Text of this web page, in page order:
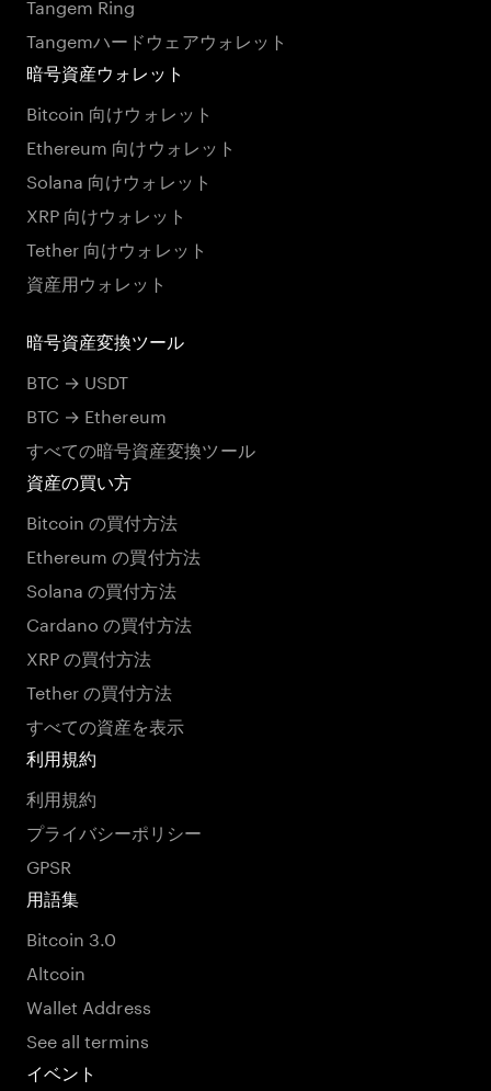
Tangemハードウェアウォレット
暗号資産ウォレット
Bitcoin 向けウォレット
Ethereum 向けウォレット
Solana 向けウォレット
XRP 向けウォレット
Tether 向けウォレット
資産用ウォレット
暗号資産変換ツール
BTC → USDT
BTC → Ethereum
すべての暗号資産変換ツール
資産の買い方
Bitcoin の買付方法
Ethereum の買付方法
Solana の買付方法
Cardano の買付方法
XRP の買付方法
Tether の買付方法
すべての資産を表示
利用規約
利用規約
プライバシーポリシー
GPSR
用語集
Bitcoin 3.0
Altcoin
Wallet Address
See all termins
イベント